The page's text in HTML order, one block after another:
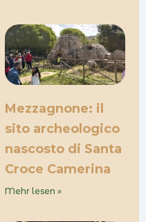
Mezzagnone: il
sito archeologico
nascosto di Santa
Croce Camerina
Mehr lesen »